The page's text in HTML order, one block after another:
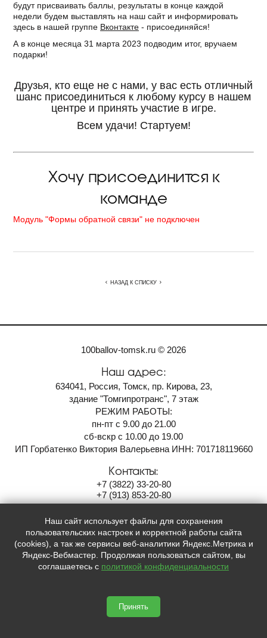
будут присваивать баллы, результаты в конце каждой
недели будем выставлять на наш сайт и информировать
здесь в нашей группе Вконтакте - присоединяйся!
А в конце месяца 31 марта 2023 подводим итог, вручаем
подарки!
Друзья, кто еще не с нами, у вас есть отличный
шанс присоединиться к любому курсу в нашем
центре и принять участие в игре.
Всем удачи! Стартуем!
Хочу присоединится к
команде
Модуль "Формы обратной связи" не подключен
НАЗАД К СПИСКУ
100ballov-tomsk.ru © 2026
Наш адрес:
634041, Россия, Томск, пр. Кирова, 23,
здание "Томгипротранс", 7 этаж
РЕЖИМ РАБОТЫ:
пн-пт с 9.00 до 21.00
сб-вскр с 10.00 до 19.00
ИП Горбатенко Виктория Валерьевна ИНН: 701718119660
Контакты:
+7 (3822) 33-20-80
+7 (913) 853-20-80
Мы в социальных сетях:
 
сертификату качества Placemark
Наш сайт использует файлы для сохранения
пользовательских настроек и корректной работы сайта
(cookies), а так же сервисы веб-аналитики Яндекс.Метрика и
Яндекс-Вебмастер. Продолжая пользоваться сайтом, вы
соглашаетесь с политикой конфиденциальности
Принять